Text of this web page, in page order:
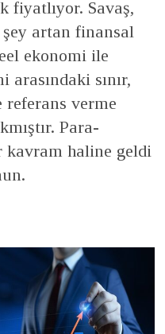
fiyatlıyor. Savaş,
artan finansal
ekonomi ile
sınır,
verme
Para-
kavram haline geldi